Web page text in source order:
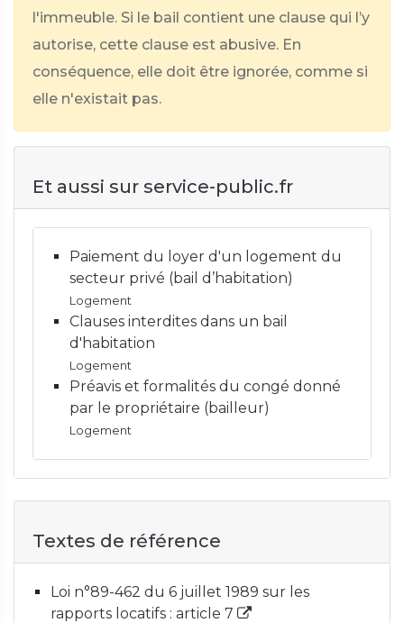
l'immeuble. Si le bail contient une clause qui l’y
autorise, cette clause est abusive. En
conséquence, elle doit être ignorée, comme si
elle n'existait pas.
Et aussi sur service-public.fr
Paiement du loyer d'un logement du
secteur privé (bail d’habitation)
Logement
Clauses interdites dans un bail
d'habitation
Logement
Préavis et formalités du congé donné
par le propriétaire (bailleur)
Logement
Textes de référence
Loi n°89-462 du 6 juillet 1989 sur les
rapports locatifs : article 7